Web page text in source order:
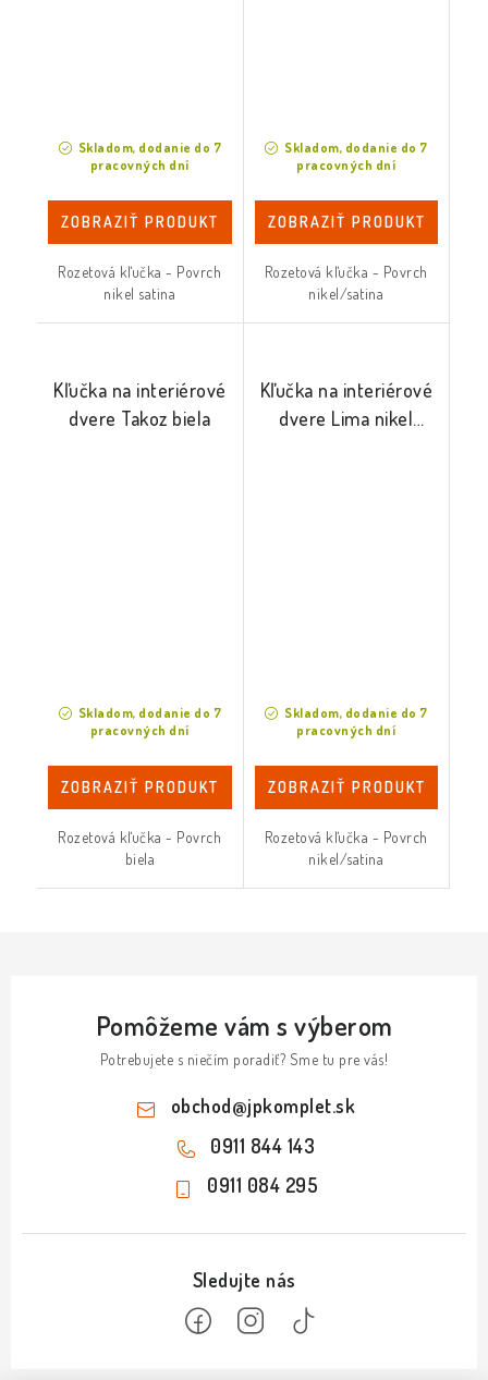
Skladom, dodanie do 7
pracovných dní
ZOBRAZIŤ PRODUKT
Rozetová kľučka - Povrch
nikel satina
Skladom, dodanie do 7
pracovných dní
ZOBRAZIŤ PRODUKT
Rozetová kľučka - Povrch
nikel/satina
Kľučka na interiérové
dvere Takoz biela
Skladom, dodanie do 7
pracovných dní
ZOBRAZIŤ PRODUKT
Rozetová kľučka - Povrch
biela
Kľučka na interiérové
dvere Lima nikel
Skladom, dodanie do 7
pracovných dní
ZOBRAZIŤ PRODUKT
Rozetová kľučka - Povrch
nikel/satina
Pomôžeme vám s výberom
Potrebujete s niečím poradiť? Sme tu pre vás!
obchod@jpkomplet.sk
0911 844 143
0911 084 295